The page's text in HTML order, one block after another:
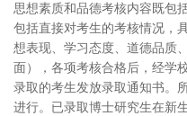
思想素质和品德考核内容既包
包括直接对考生的考核情况，
想表现、学习态度、道德品质
面），各项考核合格后，经学
录取的考生发放录取通知书。
进行。已录取博士研究生在新